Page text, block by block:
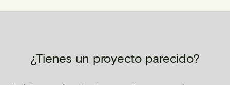
¿Tienes un proyecto parecido?